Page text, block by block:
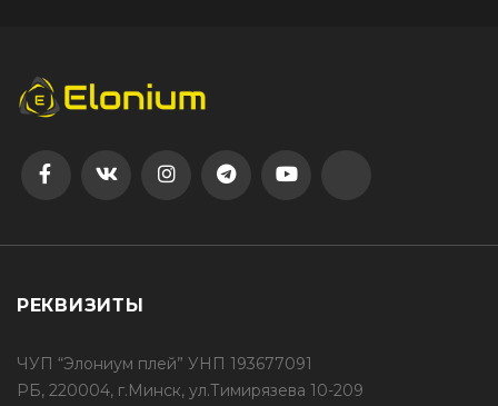
РЕКВИЗИТЫ
ЧУП “Элониум плей” УНП 193677091
РБ, 220004, г.Минск, ул.Тимирязева 10-209